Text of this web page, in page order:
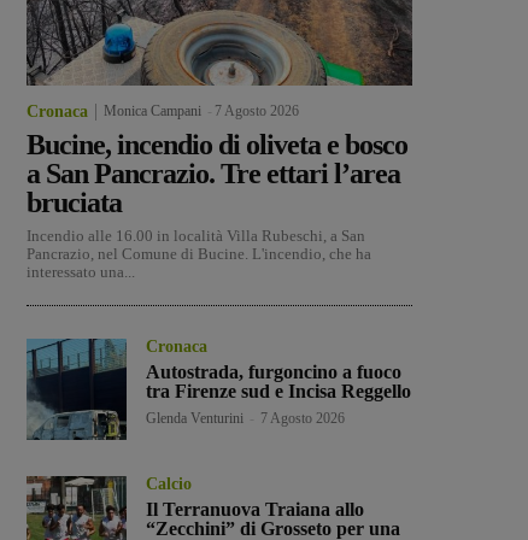
Cronaca Monica Campani 7 Agosto 2026
Bucine, incendio di oliveta e bosco
a San Pancrazio. Tre ettari l’area
bruciata
Incendio alle 16.00 in località Villa Rubeschi, a San
Pancrazio, nel Comune di Bucine. L'incendio, che ha
interessato una...
Cronaca
Autostrada, furgoncino a fuoco
tra Firenze sud e Incisa Reggello
Glenda Venturini 7 Agosto 2026
Calcio
Il Terranuova Traiana allo
“Zecchini” di Grosseto per una